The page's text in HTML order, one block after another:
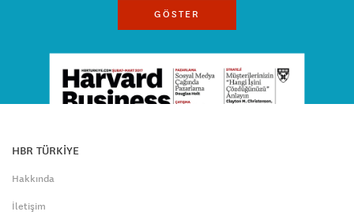
GÖSTER
HBR TÜRKİYE
Hakkında
İletişim